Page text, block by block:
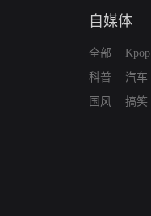
自媒体
全部
科普
国风
Kpop
汽车
搞笑